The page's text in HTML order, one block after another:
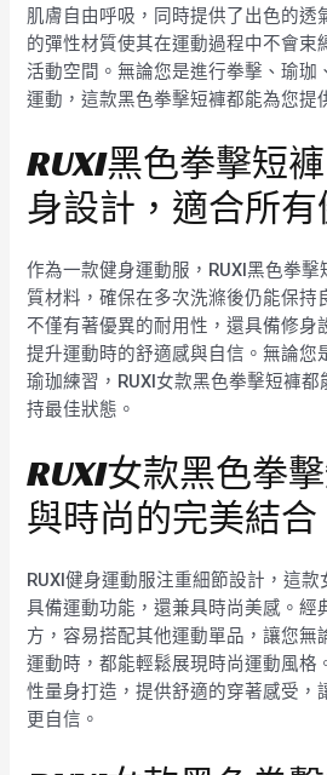
肌膚自由呼吸，同時提供了出色的透
的彈性材質使其在運動過程中不會束
活動空間。無論您是進行拳擊、瑜珈
運動，這款黑色拳擊短褲都能為您提
RUXI黑色拳擊短
身設計，適合所
作為一款健身運動服，RUXI黑色拳
質材料，確保在多次洗滌後仍能保持
不僅有著優異的耐用性，還具備修身
提升運動時的舒適感與自信。無論您
瑜珈練習，RUXI女款黑色拳擊短褲
持最佳狀態。
RUXI女款黑色拳
與時尚的完美結合
RUXI健身運動服注重細節設計，這
具備運動功能，還兼具時尚美感。經
方，容易搭配其他運動單品，讓您無
運動時，都能輕鬆展現時尚運動風格
性量身打造，提供舒適的穿著感受，
更自信。